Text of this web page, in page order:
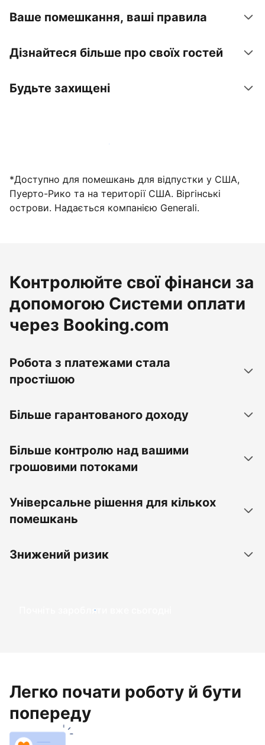
Ваше помешкання, ваші правила
Дізнайтеся більше про своїх гостей
Будьте захищені
Зареєструвати помешкання вже зараз
*Доступно для помешкань для відпустки у США,
Пуерто-Рико та на території США. Віргінські
острови. Надається компанією Generali.
Контролюйте свої фінанси за
допомогою Системи оплати
через Booking.com
Робота з платежами стала
простішою
Більше гарантованого доходу
Більше контролю над вашими
грошовими потоками
Універсальне рішення для кількох
помешкань
Знижений ризик
Почніть заробляти вже сьогодні
Легко почати роботу й бути
попереду